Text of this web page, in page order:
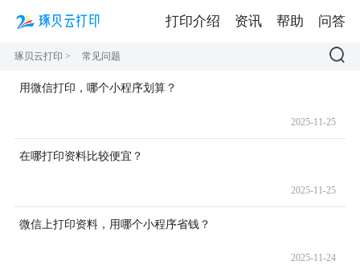
琢贝云打印 > 常见问题
用微信打印，哪个小程序划算？
2025-11-25
在哪打印资料比较便宜？
2025-11-25
微信上打印资料，用哪个小程序省钱？
2025-11-24
打印介绍 资讯 帮助 问答